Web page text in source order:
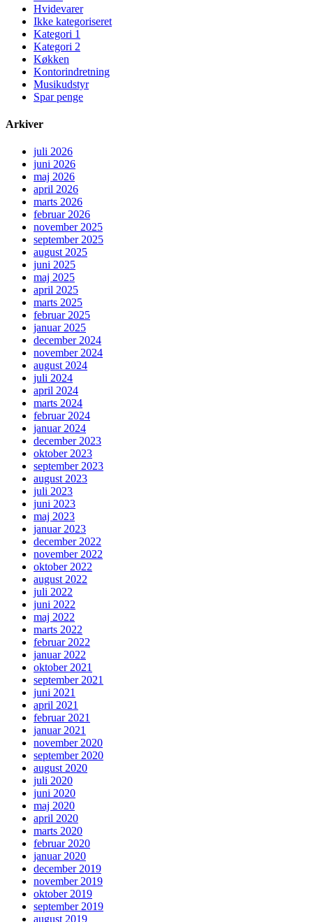
Hvidevarer
Ikke kategoriseret
Kategori 1
Kategori 2
Køkken
Kontorindretning
Musikudstyr
Spar penge
Arkiver
juli 2026
juni 2026
maj 2026
april 2026
marts 2026
februar 2026
november 2025
september 2025
august 2025
juni 2025
maj 2025
april 2025
marts 2025
februar 2025
januar 2025
december 2024
november 2024
august 2024
juli 2024
april 2024
marts 2024
februar 2024
januar 2024
december 2023
oktober 2023
september 2023
august 2023
juli 2023
juni 2023
maj 2023
januar 2023
december 2022
november 2022
oktober 2022
august 2022
juli 2022
juni 2022
maj 2022
marts 2022
februar 2022
januar 2022
oktober 2021
september 2021
juni 2021
april 2021
februar 2021
januar 2021
november 2020
september 2020
august 2020
juli 2020
juni 2020
maj 2020
april 2020
marts 2020
februar 2020
januar 2020
december 2019
november 2019
oktober 2019
september 2019
august 2019